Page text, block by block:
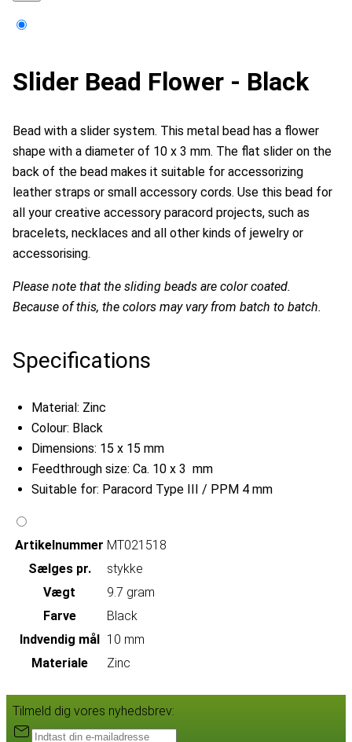
Slider Bead Flower - Black
Bead with a slider system. This metal bead has a flower
shape with a diameter of 10 x 3 mm. The flat slider on the
back of the bead makes it suitable for accessorizing
leather straps or small accessory cords. Use this bead for
all your creative accessory paracord projects, such as
bracelets, necklaces and all other kinds of jewelry or
accessorising.
Please note that the sliding beads are color coated.
Because of this, the colors may vary from batch to batch.
Specifications
Material: Zinc
Colour: Black
Dimensions: 15 x 15 mm
Feedthrough size: Ca. 10 x 3 mm
Suitable for: Paracord Type III / PPM 4 mm
Artikelnummer MT021518
Sælges pr.
stykke
Vægt
9.7 gram
Farve
Black
Indvendig mål 10 mm
Materiale
Zinc
Tilmeld dig vores nyhedsbrev: